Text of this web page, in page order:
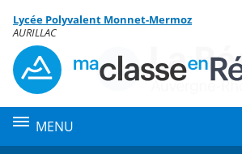
Menu de la rubrique
Contenu
Lycée Polyvalent Monnet-Mermoz
AURILLAC
MENU